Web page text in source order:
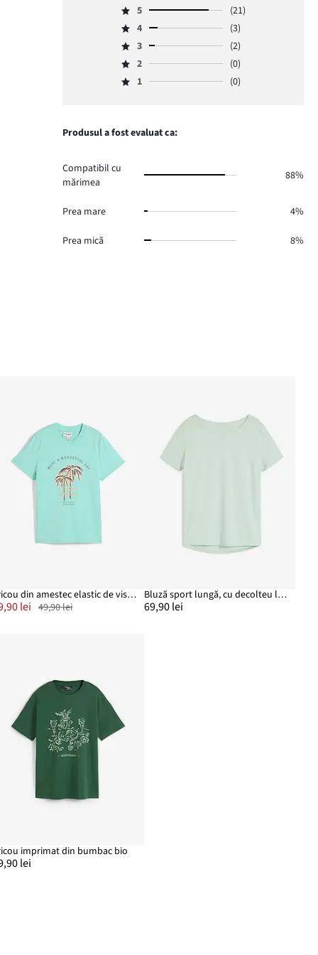
Evaluare
5,
numărul
de
21.
5
(21)
Evaluare
4,
numărul
de
4
(3)
Evaluare
3,
numărul
3
(2)
Evaluare
2,
voturi
0.
2
(0)
Evaluare
de
1 (0)
Produsul a fost evaluat ca:
Compatibil cu
mărimea
88%
Prea mare 4%
Prea mică 8%
Tricou din amestec elastic de viscoză
lei 49,90 lei
Bluză sport lungă, cu decolteu la spate
69,90 lei
imprimat din bumbac bio
lei